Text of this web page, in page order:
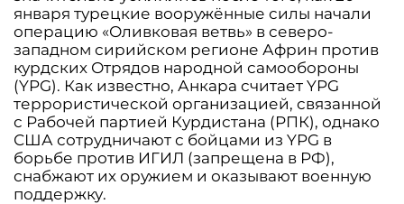
января турецкие вооружённые силы начали
операцию «Оливковая ветвь» в северо-
западном сирийском регионе Африн против
курдских Отрядов народной самообороны
(YPG). Как известно, Анкара считает YPG
террористической организацией, связанной
с Рабочей партией Курдистана (РПК), однако
США сотрудничают с бойцами из YPG в
борьбе против ИГИЛ (запрещена в РФ),
снабжают их оружием и оказывают военную
поддержку.